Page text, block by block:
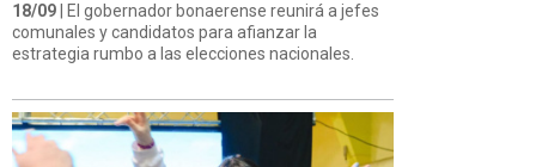
18/09 | El gobernador bonaerense reunirá a jefes
comunales y candidatos para afianzar la
estrategia rumbo a las elecciones nacionales.